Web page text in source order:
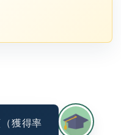
獲得率